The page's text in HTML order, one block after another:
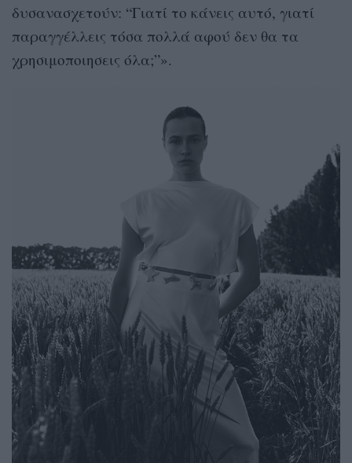
δυσανασχετούν: “Γιατί το κάνεις αυτό, γιατί
παραγγέλλεις τόσα πολλά αφού δεν θα τα
χρησιμοποιησεις όλα;”».